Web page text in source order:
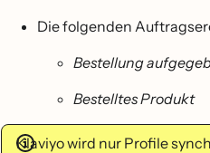
Die folgenden
Bestellung
Bestelltes Produkt
Klaviyo wird nur Profile